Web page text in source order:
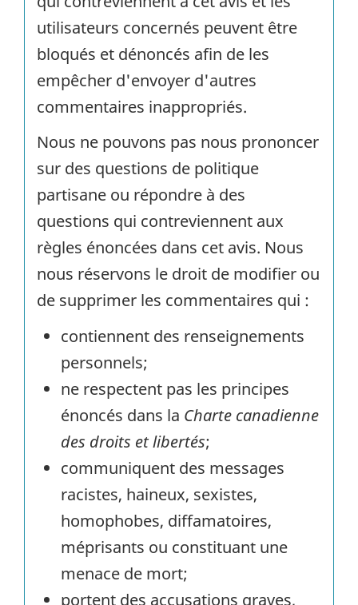
utilisateurs concernés peuvent être
bloqués et dénoncés afin de les
empêcher d'envoyer d'autres
commentaires inappropriés.
Nous ne pouvons pas nous prononcer
sur des questions de politique
partisane ou répondre à des
questions qui contreviennent aux
règles énoncées dans cet avis. Nous
nous réservons le droit de modifier ou
de supprimer les commentaires qui :
contiennent des renseignements
personnels;
ne respectent pas les principes
énoncés dans la Charte canadienne
des droits et libertés;
communiquent des messages
racistes, haineux, sexistes,
homophobes, diffamatoires,
méprisants ou constituant une
menace de mort;
portent des accusations graves,